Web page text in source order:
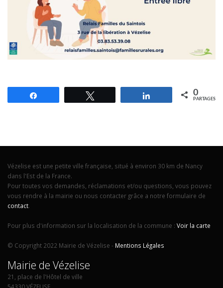
Partagez 0
PARTAGES
Vézelise est une petite ville française, situé à environ 30 km de Nancy
dans l'Est de la France.
Pour toutes vos demandes, réclamations et/ou questions, vous pouvez
vous rendre à la mairie ou nous contacter grâce a notre formulaire de
contact.
Pour plus d'information sur la localisation de la commune : Voir la carte
© Copyright 2022 Mairie de Vézelise - Mentions Légales
Mairie de Vézelise
21, place de l'Hôtel de ville